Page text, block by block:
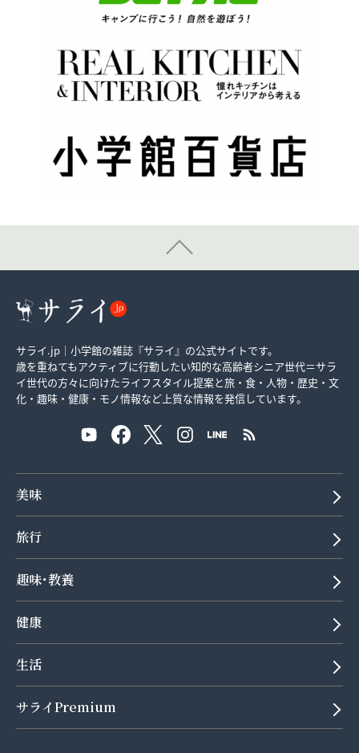
サライ.jp｜小学館の雑誌『サライ』の公式サイトです。
歳を重ねてもアクティブに行動したい知的な高齢者シニア世代＝サラ
イ世代の方々に向けたライフスタイル提案と旅・食・人物・歴史・文
化・趣味・健康・モノ情報など上質な情報を発信しています。
美味
旅行
趣味･教養
健康
生活
サライPremium